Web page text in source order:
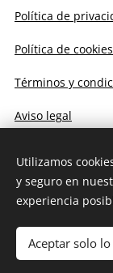
Política de
Política de cookies
Términos y
Aviso legal
Utilizamos
y seguro en
experiencia
Aceptar solo